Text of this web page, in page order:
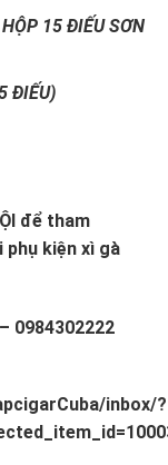
15 ĐIẾU SƠN
ĐIẾU)
để tham
phụ kiện xì gà
0984302222
inbox/?